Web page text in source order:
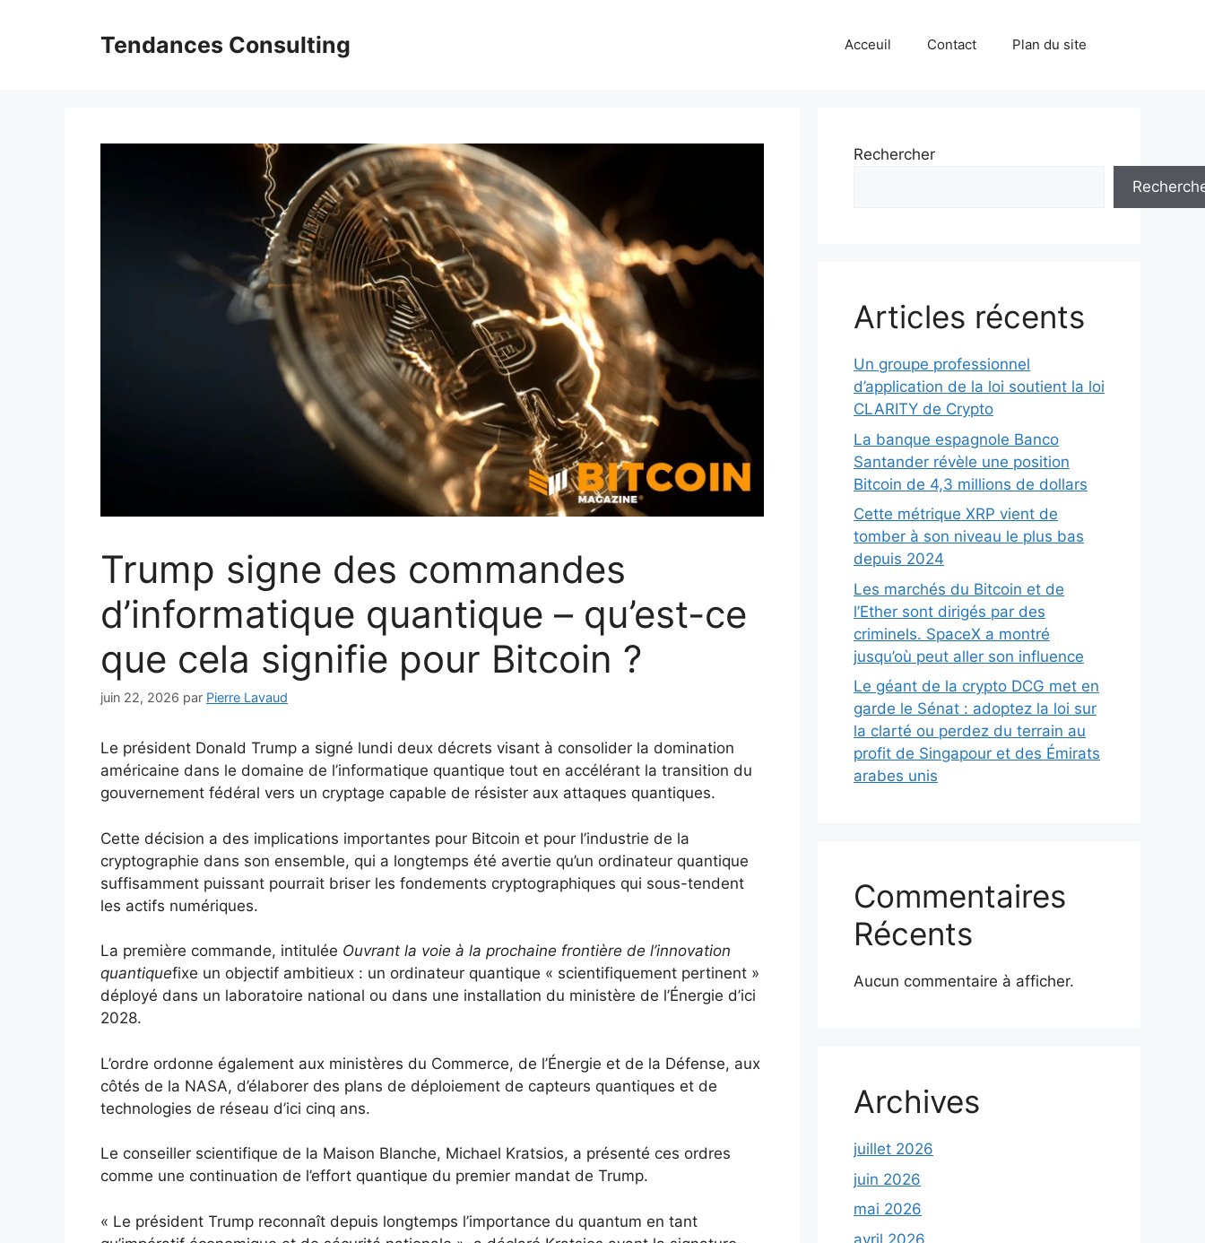
Tendances Consulting Acceuil Contact Plan du site
Trump signe des commandes
d’informatique quantique – qu’est-ce
que cela signifie pour Bitcoin ?
juin 22, 2026 par Pierre Lavaud
Le président Donald Trump a signé lundi deux décrets visant à consolider la domination
américaine dans le domaine de l’informatique quantique tout en accélérant la transition du
gouvernement fédéral vers un cryptage capable de résister aux attaques quantiques.
Cette décision a des implications importantes pour Bitcoin et pour l’industrie de la
cryptographie dans son ensemble, qui a longtemps été avertie qu’un ordinateur quantique
suffisamment puissant pourrait briser les fondements cryptographiques qui sous-tendent
les actifs numériques.
La première commande, intitulée Ouvrant la voie à la prochaine frontière de l’innovation
quantiquefixe un objectif ambitieux : un ordinateur quantique « scientifiquement pertinent »
déployé dans un laboratoire national ou dans une installation du ministère de l’Énergie d’ici
2028.
L’ordre ordonne également aux ministères du Commerce, de l’Énergie et de la Défense, aux
côtés de la NASA, d’élaborer des plans de déploiement de capteurs quantiques et de
technologies de réseau d’ici cinq ans.
Le conseiller scientifique de la Maison Blanche, Michael Kratsios, a présenté ces ordres
comme une continuation de l’effort quantique du premier mandat de Trump.
« Le président Trump reconnaît depuis longtemps l’importance du quantum en tant
Rechercher
Articles récents
Un groupe professionnel
d’application de la loi soutient la loi
CLARITY de Crypto
La banque espagnole Banco
Santander révèle une position
Bitcoin de 4,3 millions de dollars
Cette métrique XRP vient de
tomber à son niveau le plus bas
depuis 2024
Les marchés du Bitcoin et de
l’Ether sont dirigés par des
criminels. SpaceX a montré
jusqu’où peut aller son influence
Le géant de la crypto DCG met en
garde le Sénat : adoptez la loi sur
la clarté ou perdez du terrain au
profit de Singapour et des Émirats
arabes unis
Commentaires
Récents
Aucun commentaire à afficher.
Archives
juillet 2026
juin 2026
mai 2026
avril 2026